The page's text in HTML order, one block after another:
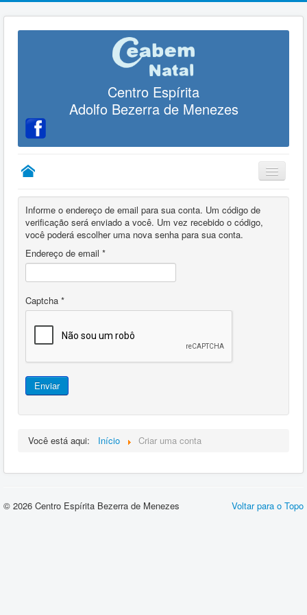
Centro Espírita
Adolfo Bezerra de Menezes
Tratamento Espiritual
Informe o endereço de email para sua conta. Um código de
verificação será enviado a você. Um vez recebido o código,
você poderá escolher uma nova senha para sua conta.
Endereço de email *
Captcha *
Enviar
Você está aqui: Início Criar uma conta
Voltar para o Topo
© 2026 Centro Espírita Bezerra de Menezes